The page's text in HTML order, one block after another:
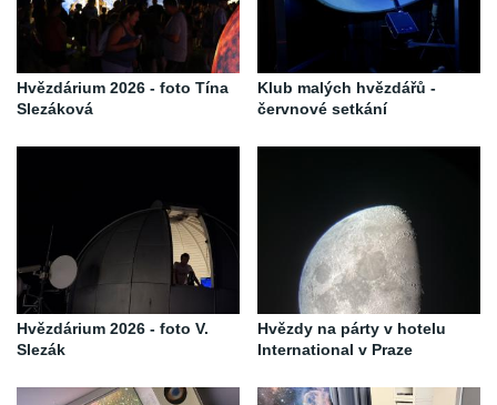
Hvězdárium 2026 - foto Tína
Slezáková
Klub malých hvězdářů -
červnové setkání
Hvězdárium 2026 - foto V.
Slezák
Hvězdy na párty v hotelu
International v Praze